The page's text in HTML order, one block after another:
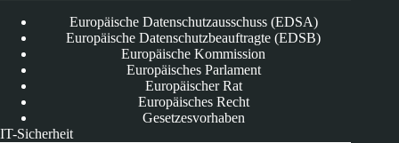
Europäische Datenschutzausschuss (EDSA)
Europäische Datenschutzbeauftragte (EDSB)
Europäische Kommission
Europäisches Parlament
Europäischer Rat
Europäisches Recht
Gesetzesvorhaben
IT-Sicherheit